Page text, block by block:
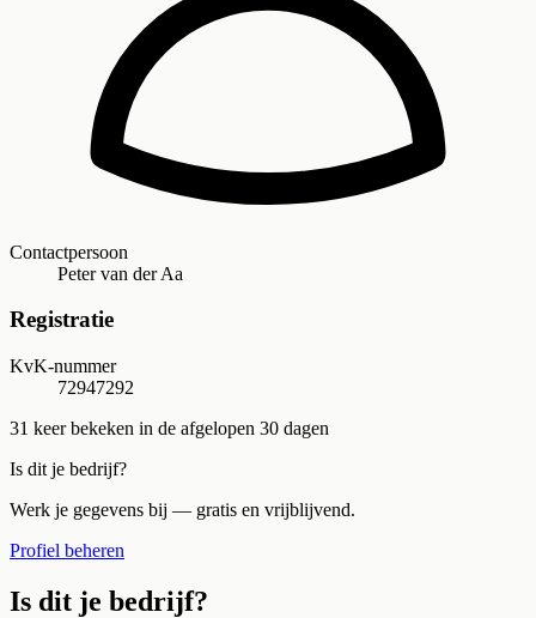
Contactpersoon
Peter van der Aa
Registratie
KvK-nummer
72947292
31 keer bekeken in de afgelopen 30 dagen
Is dit je bedrijf?
Werk je gegevens bij — gratis en vrijblijvend.
Profiel beheren
Is dit je bedrijf?